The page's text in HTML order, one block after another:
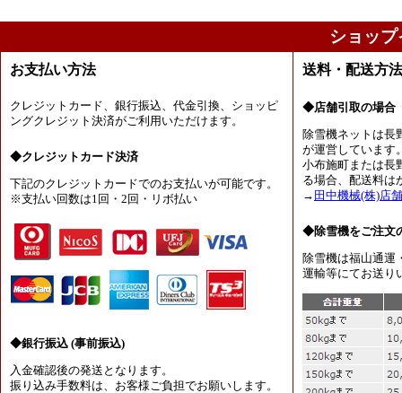
ショッ
お支払い方法
クレジットカード、銀行振込、代金引換、ショッピ
ングクレジット決済がご利用いただけます。
◆クレジットカード決済
下記のクレジットカードでのお支払いが可能です。
※支払い回数は1回・2回・リボ払い
◆銀行振込 (事前振込)
入金確認後の発送となります。
振り込み手数料は、お客様ご負担でお願いします。
送料・配送方
◆店舗引取の場合
除雪機ネットは長
が運営しています
小布施町または長
る場合、配送料は
→ 田中機械(株)店
◆除雪機をご注文
除雪機は福山通運
運輸等にてお送り